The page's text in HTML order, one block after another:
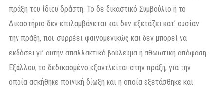
πράξη του ίδιου δράστη. Το δε δικαστικό Συμβούλιο ή το
Δικαστήριο δεν επιλαμβάνεται και δεν εξετάζει κατ’ ουσίαν
την πράξη, που συρρέει φαινομενικώς και δεν μπορεί να
εκδόσει γι’ αυτήν απαλλακτικό βούλευμα ή αθωωτική απόφαση.
Εξάλλου, το δεδικασμένο εξαντλείται στην πράξη, για την
οποία ασκήθηκε ποινική δίωξη και η οποία εξετάσθηκε και